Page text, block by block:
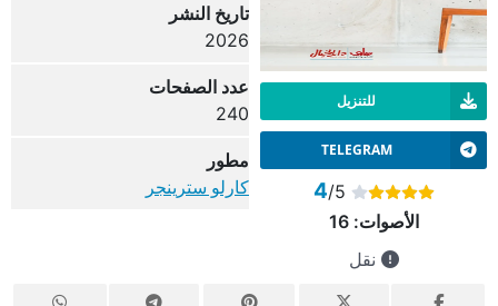
للتنزيل
TELEGRAM
4/5
الأصوات:16
نقل
تاريخ النشر
2026
عدد الصفحات
240
مطور
كارلو سترينجر